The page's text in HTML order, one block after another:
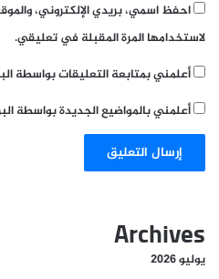
احفظ اسمي، بريدي الإلكتروني،
لاستخدامها المرة المقبلة في تعليقي.
أعلمني بمتابعة التعليقات بواسطة
أعلمني بالمواضيع الجديدة بواسطة
Archives
يوليو 2026